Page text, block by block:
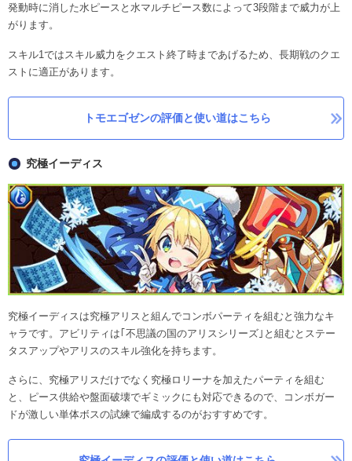
発動時に消した水ピースと水マルチピース数によって3段階まで威力が上
がります。
スキル1ではスキル威力をクエスト終了時まであげるため、長期戦のクエ
ストに適正があります。
トモエゴゼンの評価と使い道はこちら
究極イーディス
究極イーディスは究極アリスと組んでコンボパーティを組むと強力なキ
ャラです。アビリティは｢不思議の国のアリスシリーズ｣と組むとステー
タスアップやアリスのスキル強化を持ちます。
さらに、究極アリスだけでなく究極ロリーナを加えたパーティを組む
と、ピース供給や盤面破壊でギミックにも対応できるので、コンボガー
ドが激しい単体ボスの試練で編成するのがおすすめです。